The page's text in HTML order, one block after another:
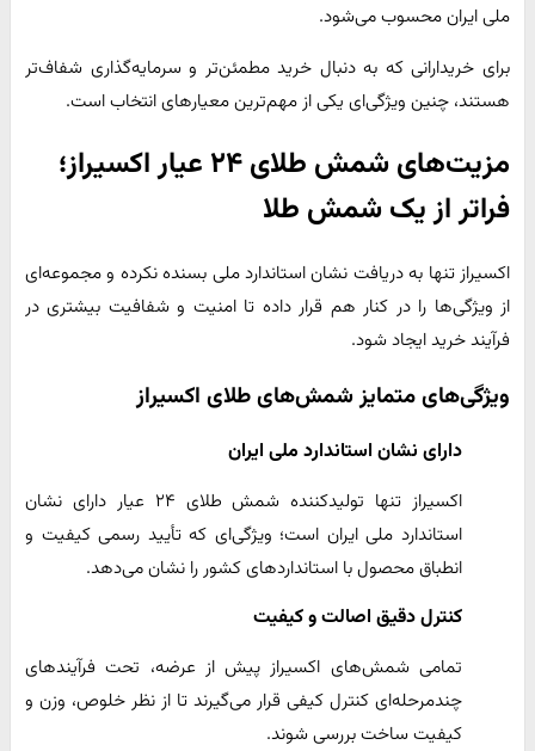
ملی ایران محسوب می‌شود.
برای خریدارانی که به دنبال خرید مطمئن‌تر و سرمایه‌گذاری شفاف‌تر
هستند، چنین ویژگی‌ای یکی از مهم‌ترین معیارهای انتخاب است.
مزیت‌های شمش طلای ۲۴ عیار اکسیراز؛
فراتر از یک شمش طلا
اکسیراز تنها به دریافت نشان استاندارد ملی بسنده نکرده و مجموعه‌ای
از ویژگی‌ها را در کنار هم قرار داده تا امنیت و شفافیت بیشتری در
فرآیند خرید ایجاد شود.
ویژگی‌های متمایز شمش‌های طلای اکسیراز
دارای نشان استاندارد ملی ایران
اکسیراز تنها تولیدکننده شمش طلای ۲۴ عیار دارای نشان
استاندارد ملی ایران است؛ ویژگی‌ای که تأیید رسمی کیفیت و
انطباق محصول با استانداردهای کشور را نشان می‌دهد.
کنترل دقیق اصالت و کیفیت
تمامی شمش‌های اکسیراز پیش از عرضه، تحت فرآیندهای
چندمرحله‌ای کنترل کیفی قرار می‌گیرند تا از نظر خلوص، وزن و
کیفیت ساخت بررسی شوند.